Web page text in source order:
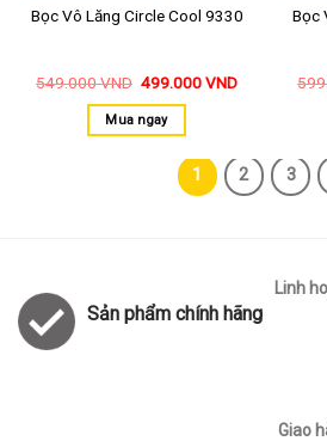
Bọc Vô Lăng Circle Cool 9330
549.000VND 499.000VND
Mua ngay
Bọc
1 2 3
Sản phẩm chính hãng
Linh
Giao